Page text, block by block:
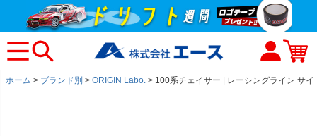
ホーム ブランド別 ORIGIN Labo. 100系チェイサー | レーシングライン サ